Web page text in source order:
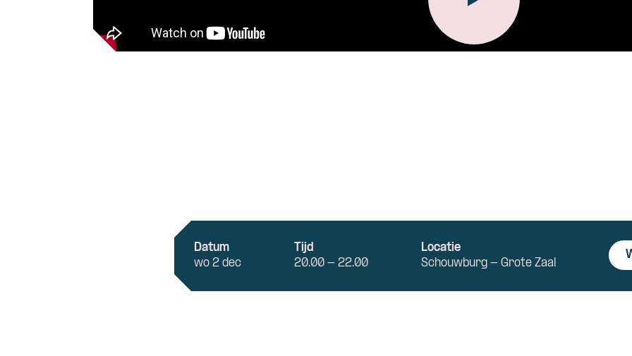
Datum
wo 2 dec
Tijd
20.00 - 22.00
Locatie
Schouwburg - Grote Zaal